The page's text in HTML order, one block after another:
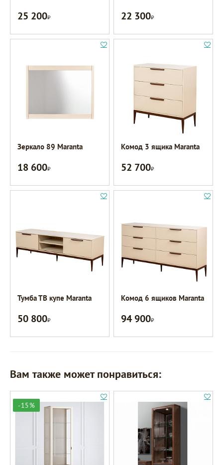
25 200Р 22 300Р
Зеркало 89 Maranta
18 600Р
Комод 3 ящика Maranta
52 700Р
Тумба ТВ купе Maranta
50 800Р
Комод 6 ящиков Maranta
94 900Р
Вам также может понравиться:
-15%